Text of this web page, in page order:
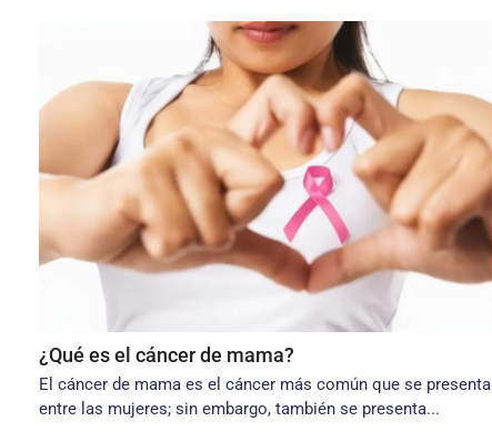
¿Qué es el cáncer de mama?
El cáncer de mama es el cáncer más común que se presenta
entre las mujeres; sin embargo, también se presenta...